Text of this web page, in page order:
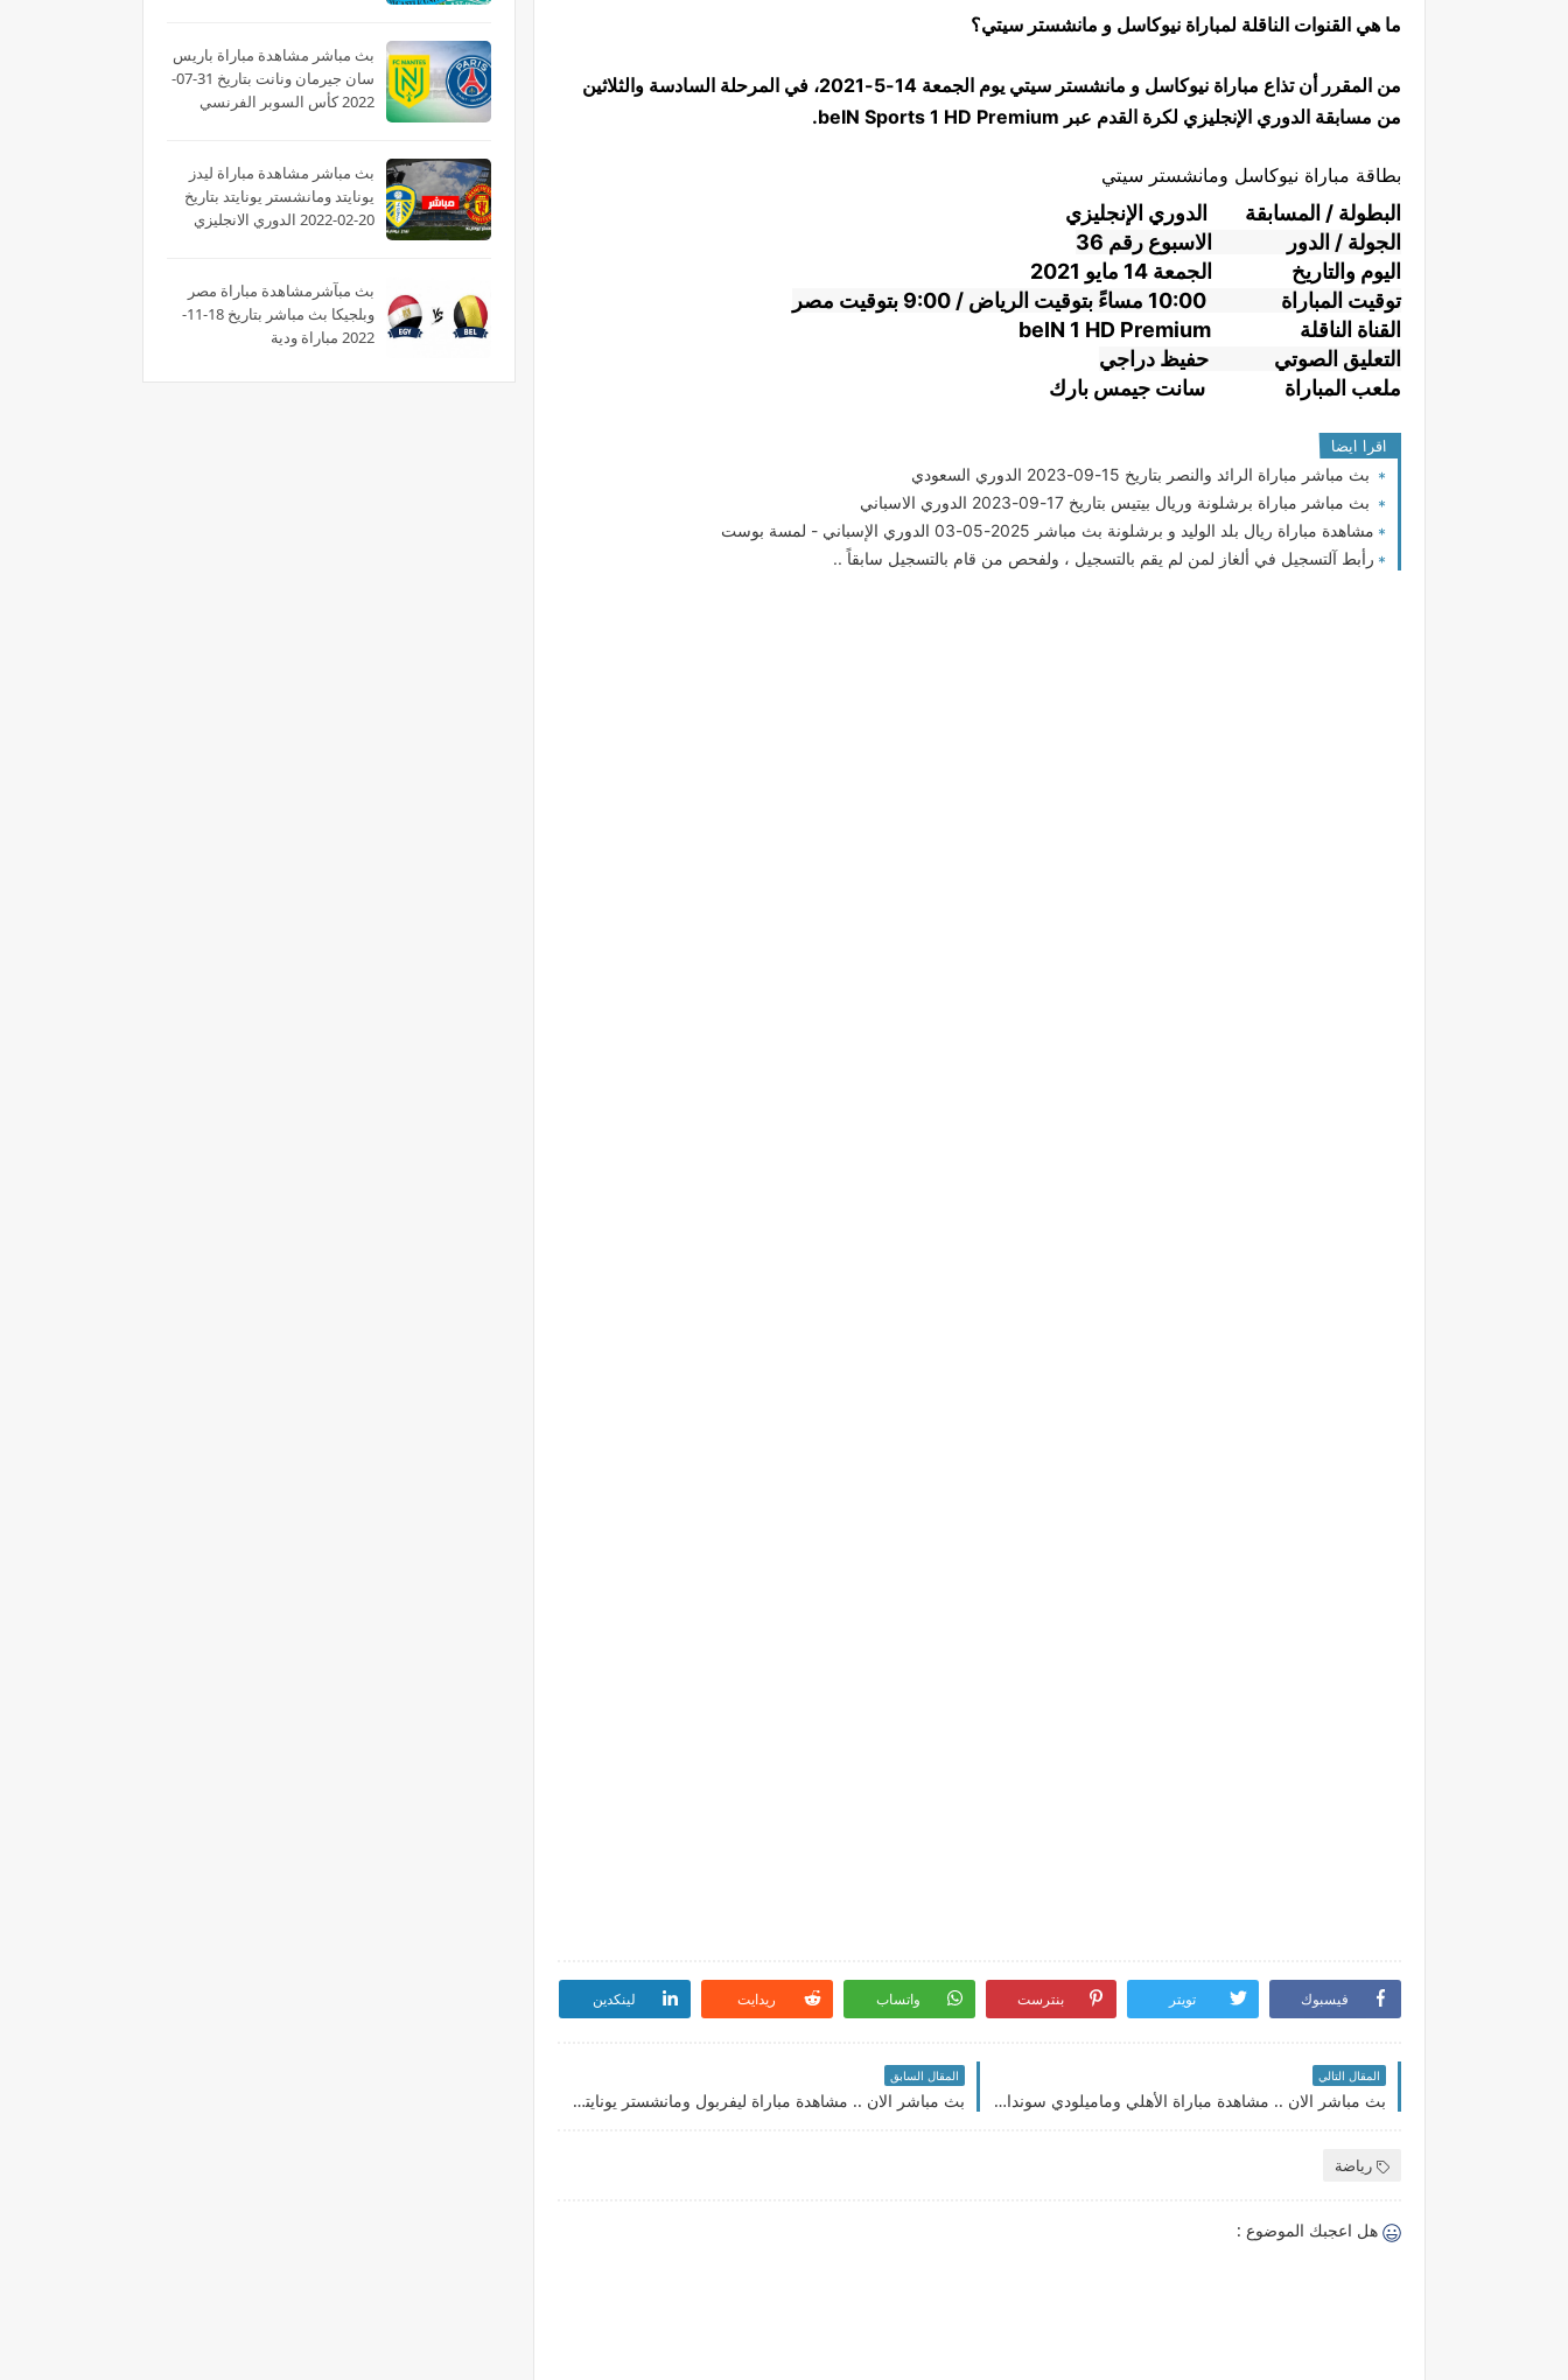
ما هي القنوات الناقلة لمباراة نيوكاسل و مانشستر سيتي؟
من المقرر أن تذاع مباراة نيوكاسل و مانشستر سيتي يوم الجمعة 14-5-2021، في المرحلة السادسة والثلاثين
من مسابقة الدوري الإنجليزي لكرة القدم عبر beIN Sports 1 HD Premium.
بطاقة مباراة نيوكاسل ومانشستر سيتي
البطولة / المسابقة الدوري الإنجليزي
الجولة / الدور الاسبوع رقم 36
اليوم والتاريخ الجمعة 14 مايو 2021
توقيت المباراة 10:00 مساءً بتوقيت الرياض / 9:00 بتوقيت مصر
القناة الناقلة beIN 1 HD Premium
التعليق الصوتي حفيظ دراجي
ملعب المباراة سانت جيمس بارك
اقرا ايضا
بث مباشر مباراة الرائد والنصر بتاريخ 15-09-2023 الدوري السعودي
بث مباشر مباراة برشلونة وريال بيتيس بتاريخ 17-09-2023 الدوري الاسباني
مشاهدة مباراة ريال بلد الوليد و برشلونة بث مباشر 2025-05-03 الدوري الإسباني - لمسة بوست
رأبط آلتسجيل في ألغاز لمن لم يقم بالتسجيل ، ولفحص من قام بالتسجيل سابقاً ..
فيسبوك تويتر بنترست واتساب ريدايت لينكدين
المقال التالي
بث مباشر الان .. مشاهدة مباراة الأهلي وماميلودي سونداونز بث مباشر بتاريخ 14-05-2021 دوري أبطال أفريقيا
المقال السابق
بث مباشر الان .. مشاهدة مباراة ليفربول ومانشستر يونايتد القادمة الخميس والقنوات الناقلة بالدوري الإنجليزي
رياضة
هل اعجبك الموضوع :
بث مباشر مشاهدة مباراة باريس
سان جيرمان ونانت بتاريخ 31-07-
2022 كأس السوبر الفرنسي
بث مباشر مشاهدة مباراة ليدز
يونايتد ومانشستر يونايتد بتاريخ
20-02-2022 الدوري الانجليزي
بث مبآشرمشاهدة مباراة مصر
وبلجيكا بث مباشر بتاريخ 18-11-
2022 مباراة ودية